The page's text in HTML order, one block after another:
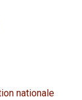
nationale